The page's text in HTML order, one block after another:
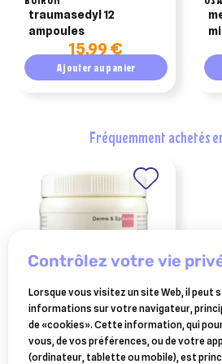
traumasedyl 12
ampoules
15,99 €
Ajouter au panier
fréquemment achetés
FARNAM
picri-baume cicatrisant
intensif cheval pot 150 ml
contrôlez votre vie
Lorsque vous visitez un site Web, il peut
informations sur votre navigateur,
de «cookies». Cette information, qui
vous, de vos préférences, ou de votre
(ordinateur, tablette ou mobile), est